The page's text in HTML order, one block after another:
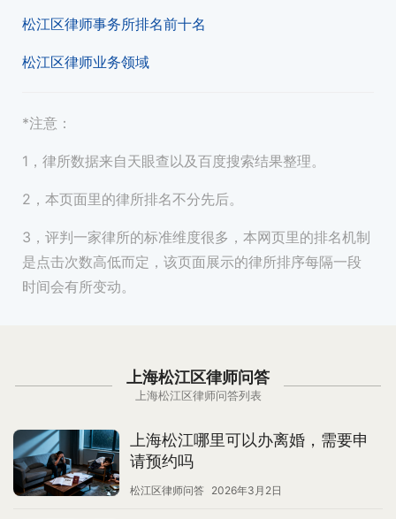
松江区律师事务所排名前十名
松江区律师业务领域
*注意：
1，律所数据来自天眼查以及百度搜索结果整理。
2，本页面里的律所排名不分先后。
3，评判一家律所的标准维度很多，本网页里的排名机制
是点击次数高低而定，该页面展示的律所排序每隔一段
时间会有所变动。
上海松江区律师问答
上海松江区律师问答列表
上海松江哪里可以办离婚，需要申
请预约吗
松江区律师问答 2026年3月2日